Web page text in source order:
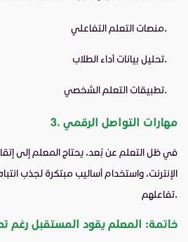
منصات التعلم التفاعلي.
تحليل بيانات أداء الطلاب.
تطبيقات التعلم الشخصي.
3. مهارات التواصل الرقمي
في ظل التعلم عن بُعد، يحتاج المعلم إلى
الإنترنت، واستخدام أساليب مبتكرة لجذب
تفاعلهم.
خاتمة: المعلم يقود المستقبل رغم